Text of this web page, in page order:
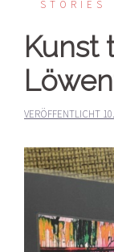
STORIES
Kunst
VERÖFFENTLICHT